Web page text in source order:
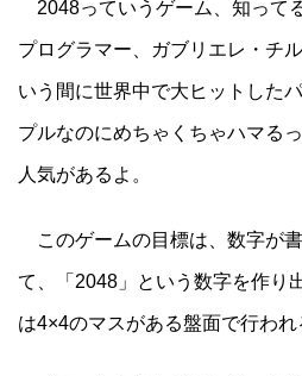
2048っていうゲーム、知って
プログラマー、ガブリエレ・チ
いう間に世界中で大ヒットした
プルなのにめちゃくちゃハマる
人気があるよ。
このゲームの目標は、数字が
て、「2048」という数字を作り
は4×4のマスがある盤面で行われ